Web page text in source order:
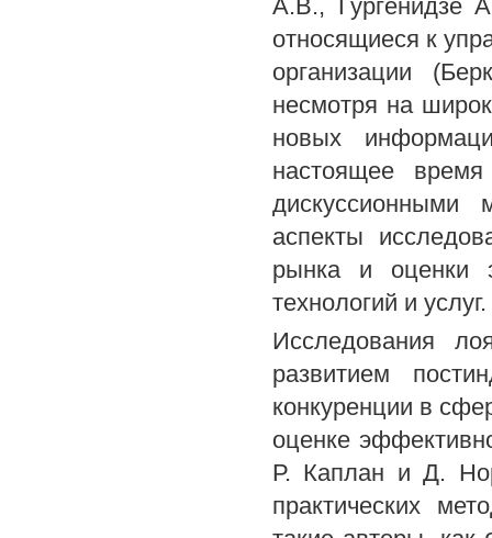
A.B., Гургенидзе
относящиеся к
организации
несмотря на
новых
настоящее
дискуссионными
аспекты
рынка и оценки
технологий и услуг.
Исследования
развитием
конкуренции в
оценке
Р. Каплан и Д.
практических